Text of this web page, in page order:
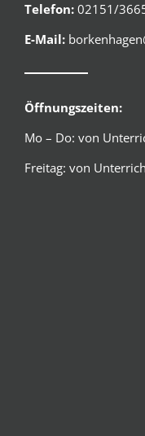
Telefon: 02151/
E-Mail:
Öffnungszeiten:
Mo – Do: von
Freitag: von